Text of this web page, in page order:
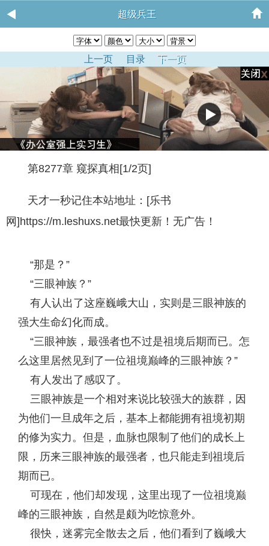
超级兵王
上一页 目录 下一页
第8277章 窥探真相[1/2页]
天才一秒记住本站地址：[乐书
网]https://m.leshuxs.net最快更新！无广告！
“那是？”
“三眼神族？”
有人认出了这座巍峨大山，实则是三眼神族的
强大生命幻化而成。
“三眼神族，最强者也不过是祖境后期而已。怎
么这里居然见到了一位祖境巅峰的三眼神族？”
有人发出了感叹了。
三眼神族是一个相对来说比较强大的族群，因
为他们一旦成年之后，基本上都能拥有祖境初期
的修为实力。但是，血脉也限制了他们的成长上
限，历来三眼神族的最强者，也只能走到祖境后
期而已。
可现在，他们却发现，这里出现了一位祖境巅
峰的三眼神族，自然是颇为吃惊意外。
很快，迷雾完全散去之后，他们看到了巍峨大